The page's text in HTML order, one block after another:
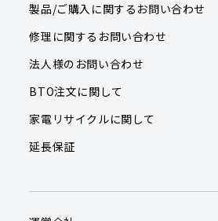
製品/ご購入に関するお問い合わせ
修理に関するお問い合わせ
法人様のお問い合わせ
BTO注文に関して
家電リサイクルに関して
延長保証